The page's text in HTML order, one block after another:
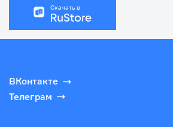
Скачать в
ВКонтакте
Телеграм